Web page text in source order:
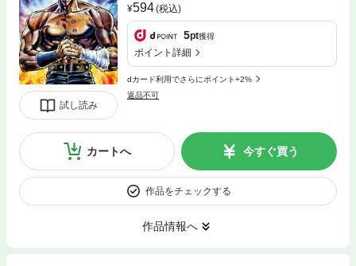
試し読み
594(税込)
5pt獲得
ポイント詳細
dカード利用でさらにポイント+2%
返品不可
カートへ 今すぐ買う
作品をチェックする
作品情報へ